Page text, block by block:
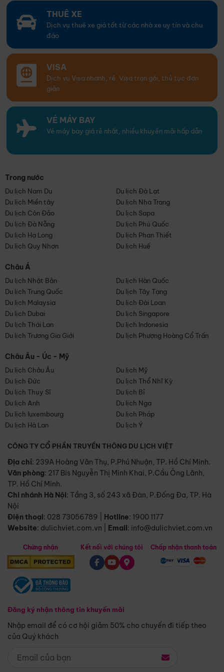
THUÊ XE
Dịch vụ thuê xe giá tốt từ các nhà xe uy tín và chu
đáo
VISA
Dịch vụ Visa nhanh, rẻ. Visa trọn gói, thủ tục đơn
giản
VÉ MÁY BAY
Vé máy bay giá rẻ nhất, nhiều khuyến mãi hấp dẫn
Trong nước
Du lịch Nam Du
Du lịch Đà Lạt
Du lịch Miền tây
Du lịch Nha Trang
Du lịch Côn Đảo
Du lịch Sapa
Du lịch Đà Nẵng
Du lịch Phú Quốc
Du lịch Hạ Long
Du lịch Phan Thiết
Du lịch Quy Nhơn
Du lịch Huế
Châu Á
Du lịch Nhật Bản
Du lịch Hàn Quốc
Du lịch Trung Quốc
Du lịch Tây Tạng
Du lịch Malaysia
Du lịch Đài Loan
Du lịch Dubai
Du lịch Singapore
Du lịch Thái Lan
Du lịch Indonesia
Du lịch Trương Gia Giới
Du lịch Phượng Hoàng Cổ Trấn
Châu Âu - Úc - Mỹ
Du lịch Châu Âu
Du lịch Mỹ
Du lịch Đức
Du lịch Thổ Nhĩ Kỳ
Du lịch Thụy Sĩ
Du lịch Bỉ
Du lịch Anh
Du lịch Nga
Du lịch luxembourg
Du lịch Pháp
Du lịch Hà Lan
Du lịch Ý
CÔNG TY CỔ PHẦN TRUYỀN THÔNG DU LỊCH VIỆT
Địa chỉ: 239A Hoàng Văn Thụ, P.Phú Nhuận, TP. Hồ Chí Minh.
Văn phòng: 217 Bis Nguyễn Thị Minh Khai, P.Cầu Ông Lãnh,
TP. Hồ Chí Minh.
Chi nhánh Hà Nội: Tầng 3, số 243 xã Đàn, P.Đống Đa, TP. Hà
Nội
Điện thoại: 028 73056789 Hotline: 1900 1177
Website: dulichviet.com.vn Email: info@dulichviet.com.vn
Chứng nhận
Đăng ký nhận thông tin khuyến mãi
Nhập email để có cơ hội giảm 50% cho chuyến đi tiếp theo
của Quý khách
Kết nối với chúng tôi Chấp nhận thanh toán